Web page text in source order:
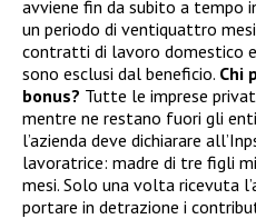
avviene fin da subito a tempo
un periodo di ventiquattro
contratti di lavoro domestico
sono esclusi dal beneficio. Chi
bonus? Tutte le imprese
mentre ne restano fuori gli
l’azienda deve dichiarare
lavoratrice: madre di tre figli
mesi. Solo una volta ricevuta
portare in detrazione i